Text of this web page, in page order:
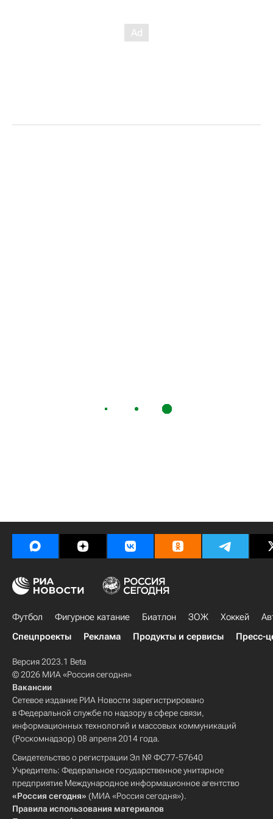
Футбол Фигурное катание Биатлон ЗОЖ Хоккей
Спецпроекты
Реклама Продукты и сервисы Пресс-
Версия 2023.1 Beta
© 2026 МИА «Россия сегодня»
Вакансии
Сетевое издание РИА Новости зарегистрировано
в Федеральной службе по надзору в сфере связи,
информационных технологий и массовых коммуникаций
(Роскомнадзор) 08 апреля 2014 года.
Свидетельство о регистрации Эл № ФС77-57640
Учредитель: Федеральное государственное унитарное
предприятие Международное информационное агентство
«Россия сегодня» (МИА «Россия сегодня»).
Правила использования материалов